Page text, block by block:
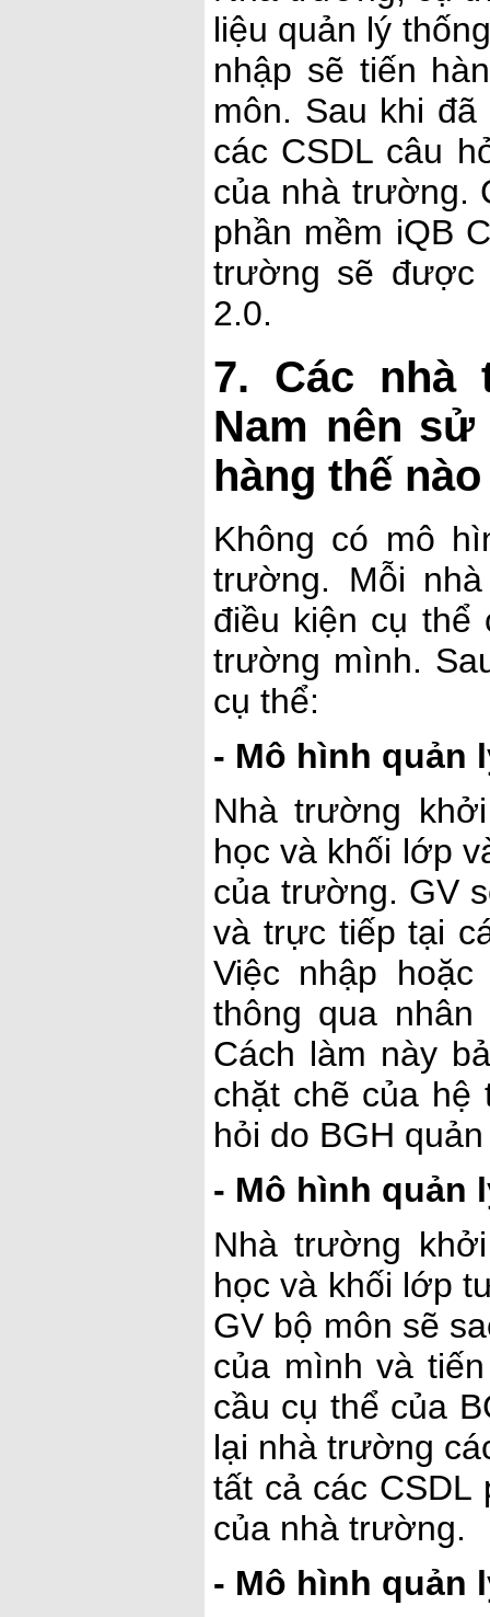
liệu quản lý
nhập sẽ tiến
môn. Sau khi
các CSDL câu
của nhà trường.
phần mềm iQB
trường sẽ được
2.0.
7. Các nhà
Nam nên
hàng thế
Không có mô
trường. Mỗi
điều kiện cụ thể
trường mình.
cụ thể:
- Mô hình quản
Nhà trường
học và khối lớp
của trường. GV
và trực tiếp tại
Việc nhập
thông qua
Cách làm này
chặt chẽ của hệ
hỏi do BGH
- Mô hình quản
Nhà trường
học và khối lớp
GV bộ môn sẽ
của mình và
cầu cụ thể của
lại nhà trường
tất cả các CSDL
của nhà trường.
- Mô hình quản